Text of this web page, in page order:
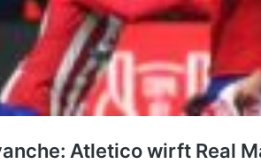
Atletico wirft Real